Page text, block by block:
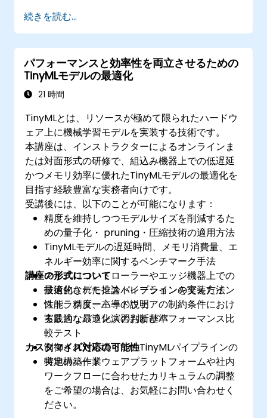
続きを読む...
パフォーマンスと効率性を両立させるための
TinyMLモデルの最適化
21 時間
TinyMLとは、リソースが極めて限られたハードウ
ェア上に機械学習モデルを実装する技術です。
本講座は、インストラクターによるオンラインま
たは対面形式の研修で、組込み機器上での低遅延
かつメモリ効率に優れたTinyMLモデルの最適化を
目指す経験豊富な実務者向けです。
受講後には、以下のことが可能になります：
精度を維持しつつモデルサイズを削減するた
めの量子化・ pruning・圧縮技術の適用方法
TinyMLモデルの遅延時間、メモリ消費量、エ
ネルギー効率に関するベンチマーク手法
マイクロコントローラーやエッジ機器上での
最適化された推論パイプラインの実装方法
性能、精度、ハードウェアの制約条件におけ
る最適なバランスの判断基準
講座の形式について
技術的なデモンストレーションを交えたイン
ストラクター主導の説明
実践的な最適化演習およびパフォーマンス比
較テスト
制御された環境下でのTinyMLパイプラインの
実地構築作業
カスタマイズ対応の可能性
特定のハードウェアプラットフォームや社内
ワークフローに合わせたカリキュラムの調整
をご希望の場合は、お気軽にお問い合わせく
ださい。